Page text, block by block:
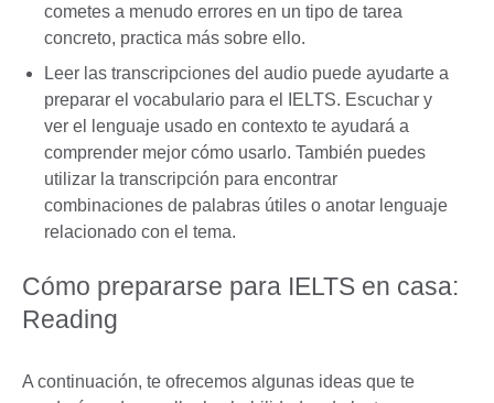
cometes a menudo errores en un tipo de tarea
concreto, practica más sobre ello.
Leer las transcripciones del audio puede ayudarte a
preparar el vocabulario para el IELTS. Escuchar y
ver el lenguaje usado en contexto te ayudará a
comprender mejor cómo usarlo. También puedes
utilizar la transcripción para encontrar
combinaciones de palabras útiles o anotar lenguaje
relacionado con el tema.
Cómo prepararse para IELTS en casa:
Reading
A continuación, te ofrecemos algunas ideas que te